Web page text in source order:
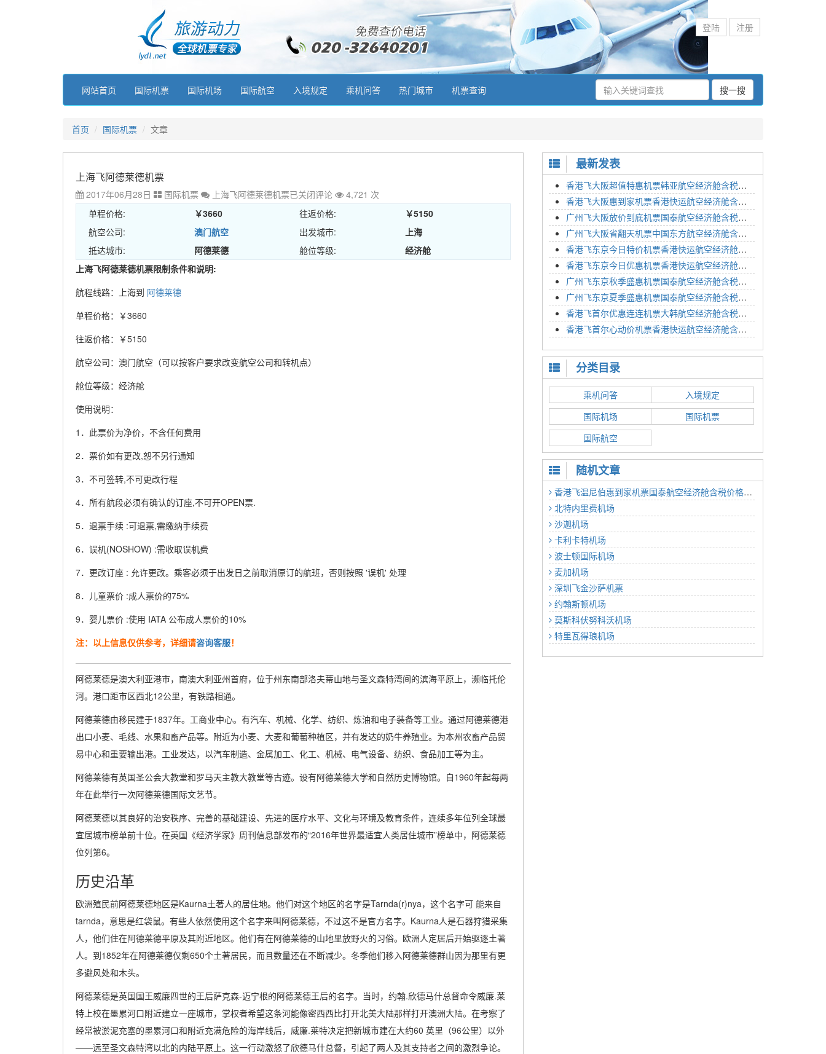
登陆 注册
网站首页 国际机票 国际机场 国际航空 入境规定 乘机问答 热门城市 机票查询 搜一搜
首页 国际机票 文章
上海飞阿德莱德机票
2017年06月28日 国际机票 上海飞阿德莱德机票已关闭评论
4,721 次
单程价格:
￥3660 往返价格:
￥5150
航空公司:
澳门航空 出发城市:
上海
抵达城市:
阿德莱德 舱位等级:
经济舱
上海飞阿德莱德机票限制条件和说明:
航程线路：上海到 阿德莱德
单程价格：￥3660
往返价格：￥5150
航空公司：澳门航空（可以按客户要求改变航空公司和转机点）
舱位等级：经济舱
使用说明：
1．此票价为净价，不含任何费用
2．票价如有更改,恕不另行通知
3．不可签转,不可更改行程
4．所有航段必须有确认的订座,不可开OPEN票.
5．退票手续 :可退票,需缴纳手续费
6．误机(NOSHOW) :需收取误机费
7．更改订座 : 允许更改。乘客必须于出发日之前取消原订的航班，否则按照 '误机' 处理
8．儿童票价 :成人票价的75%
9．婴儿票价 :使用 IATA 公布成人票价的10%
注：以上信息仅供参考，详细请咨询客服！
阿德莱德是澳大利亚港市，南澳大利亚州首府，位于州东南部洛夫蒂山地与圣文森特湾间的滨海平原上，濒临托伦
河。港口距市区西北12公里，有铁路相通。
阿德莱德由移民建于1837年。工商业中心。有汽车、机械、化学、纺织、炼油和电子装备等工业。通过阿德莱德港
出口小麦、毛线、水果和畜产品等。附近为小麦、大麦和葡萄种植区，并有发达的奶牛养殖业。为本州农畜产品贸
易中心和重要输出港。工业发达，以汽车制造、金属加工、化工、机械、电气设备、纺织、食品加工等为主。
阿德莱德有英国圣公会大教堂和罗马天主教大教堂等古迹。设有阿德莱德大学和自然历史博物馆。自1960年起每两
年在此举行一次阿德莱德国际文艺节。
阿德莱德以其良好的治安秩序、完善的基础建设、先进的医疗水平、文化与环境及教育条件，连续多年位列全球最
宜居城市榜单前十位。在英国《经济学家》周刊信息部发布的“2016年世界最适宜人类居住城市”榜单中，阿德莱德
位列第6。
历史沿革
欧洲殖民前阿德莱德地区是Kaurna土著人的居住地。他们对这个地区的名字是Tarnda(r)nya，这个名字可 能来自
tarnda，意思是红袋鼠。有些人依然使用这个名字来叫阿德莱德，不过这不是官方名字。Kaurna人是石器狩猎采集
人，他们住在阿德莱德平原及其附近地区。他们有在阿德莱德的山地里放野火的习俗。欧洲人定居后开始驱逐土著
人。到1852年在阿德莱德仅剩650个土著居民，而且数量还在不断减少。冬季他们移入阿德莱德群山因为那里有更
多避风处和木头。
阿德莱德是英国国王威廉四世的王后萨克森-迈宁根的阿德莱德王后的名字。当时，约翰.欣德马什总督命令威廉.莱
特上校在墨累河口附近建立一座城市，掌权者希望这条河能像密西西比打开北美大陆那样打开澳洲大陆。在考察了
经常被淤泥充塞的墨累河口和附近充满危险的海岸线后，威廉.莱特决定把新城市建在大约60 英里（96公里）以外
――远至圣文森特湾以北的内陆平原上。这一行动激怒了欣德马什总督，引起了两人及其支持者之间的激烈争论。
最新发表
香港飞大阪超值特惠机票韩亚航空经济舱含税价格2295元2023年01月26日
香港飞大阪惠到家机票香港快运航空经济舱含税价格1648元2023年01月26日
广州飞大阪放价到底机票国泰航空经济舱含税价格3054元2023年01月26日
广州飞大阪省翻天机票中国东方航空经济舱含税价格2133元2023年01月26日
香港飞东京今日特价机票香港快运航空经济舱含税价格1762元2023年01月26日
香港飞东京今日优惠机票香港快运航空经济舱含税价格1545元2023年01月26日
广州飞东京秋季盛惠机票国泰航空经济舱含税价格4054元2023年01月26日
广州飞东京夏季盛惠机票国泰航空经济舱含税价格2614元2023年01月26日
香港飞首尔优惠连连机票大韩航空经济舱含税价格1350元2023年01月24日
香港飞首尔心动价机票香港快运航空经济舱含税价格1186元2023年01月24日
分类目录
乘机问答
入境规定
国际机场
国际机票
国际航空
随机文章
香港飞温尼伯惠到家机票国泰航空经济舱含税价格6136元2023年01月05日
北特内里费机场
沙迦机场
卡利卡特机场
波士顿国际机场
麦加机场
深圳飞金沙萨机票
约翰斯顿机场
莫斯科伏努科沃机场
特里瓦得琅机场